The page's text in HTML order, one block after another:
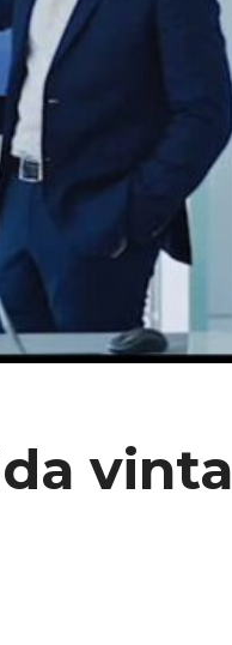
vinta